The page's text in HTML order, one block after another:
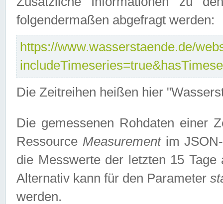
folgendermaßen abgefragt werden:
https://www.wasserstaende.de/
Die Zeitreihen heißen hier
Die gemessenen Rohdaten einer
Ressource Measurementim JSON-
die Messwerte der letzten 15
Alternativ kann für den Parameter
werden.